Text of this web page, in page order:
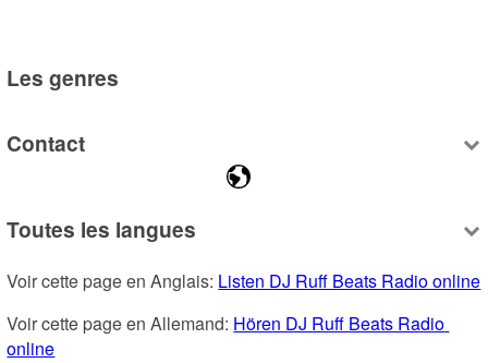
Les genres
Contact
Toutes les langues
Voir cette page en Anglais: Listen DJ Ruff Beats Radio online
Voir cette page en Allemand: Hören DJ Ruff Beats Radio
online